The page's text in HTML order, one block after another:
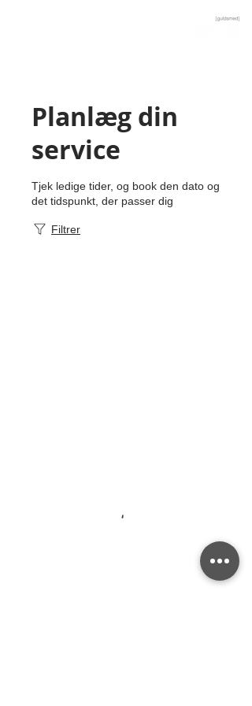
Planlæg din
service
Tjek ledige tider, og book den dato og
det tidspunkt, der passer dig
Filtrer